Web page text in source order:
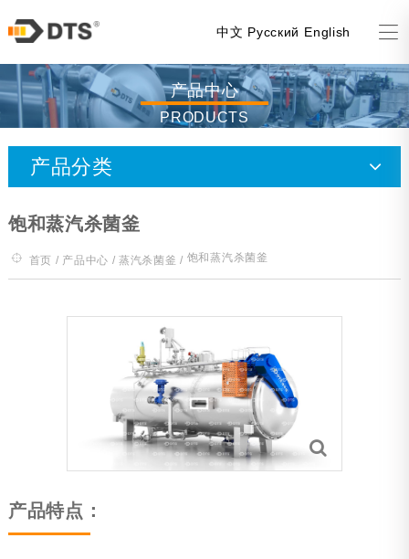
中文 Русский English
产品中心
PRODUCTS
产品分类
风机杀菌釜（全喷降温）
旋转杀菌釜
无篮式杀菌系统
首页 / 产品中心 /蒸汽杀菌釜 / 饱和蒸汽杀菌釜
饱和蒸汽杀菌釜
产品特点：